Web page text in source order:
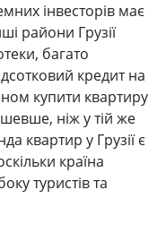
інвесторів має
райони Грузії
багато
кредит на
купити квартиру
ніж у тій же
квартир у Грузії є
країна
туристів та